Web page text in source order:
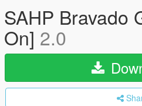
SAHP Bravado
On] 2.0